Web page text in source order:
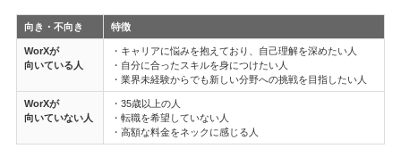
向き・不向き 特徴
WorXが
向いている人
・キャリアに悩みを抱えており、自己理解を深めたい人
・自分に合ったスキルを身につけたい人
・業界未経験からでも新しい分野への挑戦を目指したい人
WorXが
向いていない人
・35歳以上の人
・転職を希望していない人
・高額な料金をネックに感じる人